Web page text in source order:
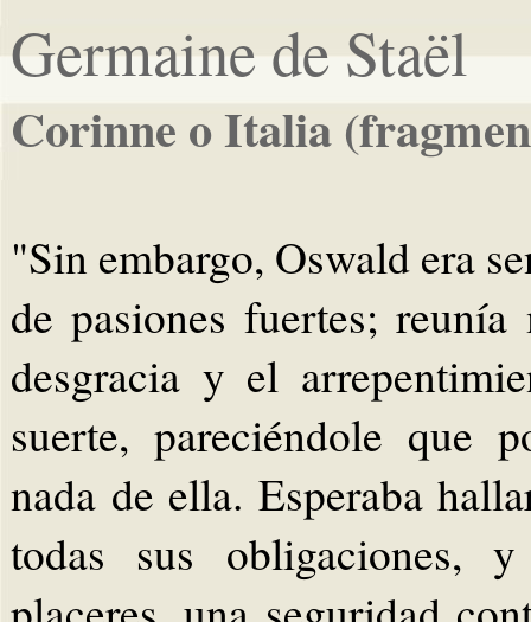
Germaine de Staël
Corinne o Italia
"Sin embargo, Oswald era
de pasiones fuertes;
desgracia y el
suerte, pareciéndole que
nada de ella. Esperaba
todas sus obligaciones,